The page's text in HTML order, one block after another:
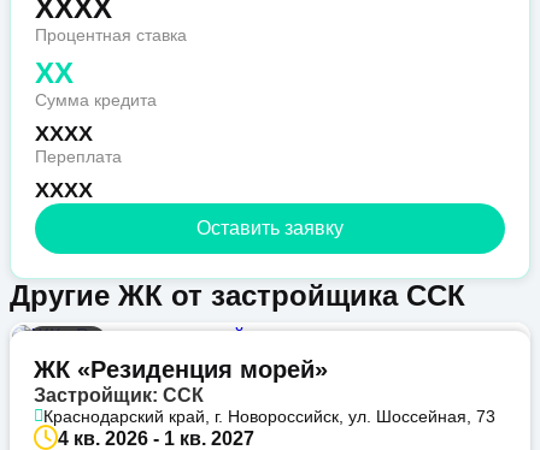
XXXX
Процентная ставка
XX
Сумма кредита
XXXX
Переплата
XXXX
Оставить заявку
Другие ЖК от застройщика ССК
ЖК «Резиденция морей»
Застройщик: ССК
Краснодарский край, г. Новороссийск, ул. Шоссейная, 73
4 кв. 2026 - 1 кв. 2027